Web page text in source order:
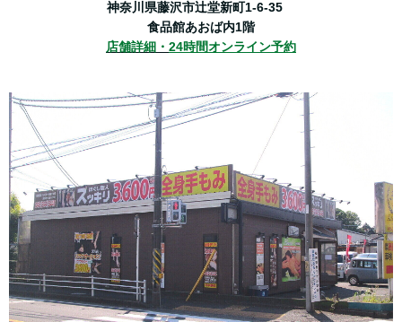
神奈川県藤沢市辻堂新町1-6-35
食品館あおば内1階
店舗詳細・ 24時間オンライン予約